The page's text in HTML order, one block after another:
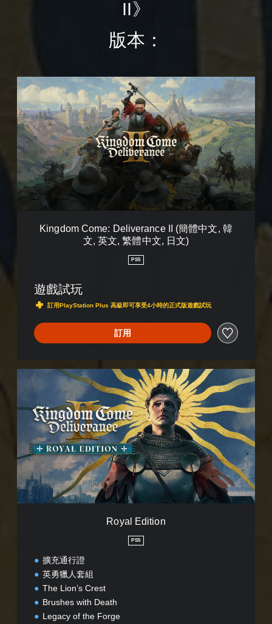
II》
版本：
n
g
d
o
m
C
o
m
e
(
中
,
英
文
Kingdom Come: Deliverance II (簡體中文, 韓
文, 英文, 繁體中文, 日文)
PS5
遊戲試玩
訂用PlayStation Plus 高級即可享受4小時的正式版遊戲試玩
訂用
a
i
t
o
n
Royal Edition
PS5
擴充通行證
英勇獵人套組
The Lion’s Crest
Brushes with Death
Legacy of the Forge